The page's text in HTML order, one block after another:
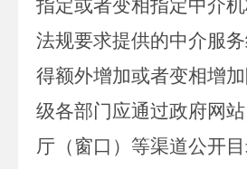
指定或者变相指定中介
法规要求提供的中介服
得额外增加或者变相增
级各部门应通过政府网
厅（窗口）等渠道公开